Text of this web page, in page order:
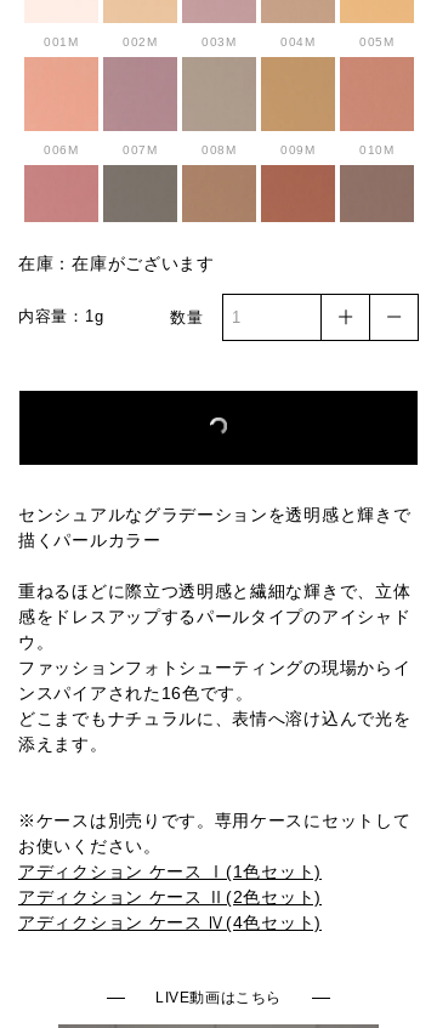
001M 002M 003M 004M 005M
006M 007M 008M 009M 010M
011M 012M 013M
011P 012P 013P 014P
015P 016P 001SP
009SP 010SP 011SP 012SP
在庫：在庫がございます
内容量：1g 数量
センシュアルなグラデーションを透明感と輝きで
描くパールカラー
重ねるほどに際立つ透明感と繊細な輝きで、立体
感をドレスアップするパールタイプのアイシャド
ウ。
ファッションフォトシューティングの現場からイ
ンスパイアされた16色です。
どこまでもナチュラルに、表情へ溶け込んで光を
添えます。
※ケースは別売りです。専用ケースにセットして
お使いください。
アディクション ケース Ⅰ(1色セット)
アディクション ケース Ⅱ(2色セット)
アディクション ケース Ⅳ(4色セット)
LIVE動画はこちら